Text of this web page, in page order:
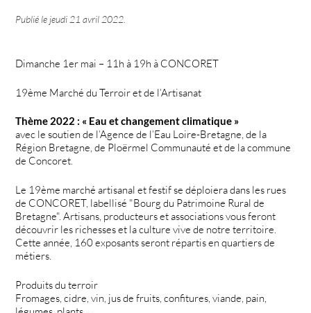
Publié le jeudi 21 avril 2022
Dimanche 1er mai – 11h à 19h à CONCORET
19ème Marché du Terroir et de l’Artisanat
Thème 2022 : « Eau et changement climatique »
avec le soutien de l’Agence de l’Eau Loire-Bretagne, de la
Région Bretagne, de Ploërmel Communauté et de la commune
de Concoret.
Le 19ème marché artisanal et festif se déploiera dans les rues
de CONCORET, labellisé "Bourg du Patrimoine Rural de
Bretagne". Artisans, producteurs et associations vous feront
découvrir les richesses et la culture vive de notre territoire.
Cette année, 160 exposants seront répartis en quartiers de
métiers.
Produits du terroir
Fromages, cidre, vin, jus de fruits, confitures, viande, pain,